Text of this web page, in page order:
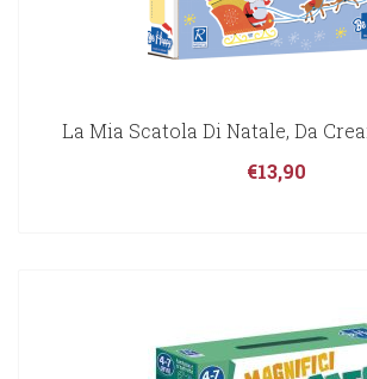
La Mia Scatola Di Natale, Da
€13,90